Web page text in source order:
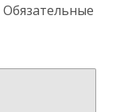
Обязательные